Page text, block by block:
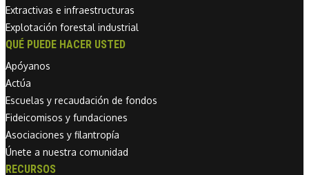
Extractivas e infraestructuras
Explotación forestal industrial
QUÉ PUEDE HACER USTED
Apóyanos
Actúa
Escuelas y recaudación de fondos
Fideicomisos y fundaciones
Asociaciones y filantropía
Únete a nuestra comunidad
RECURSOS